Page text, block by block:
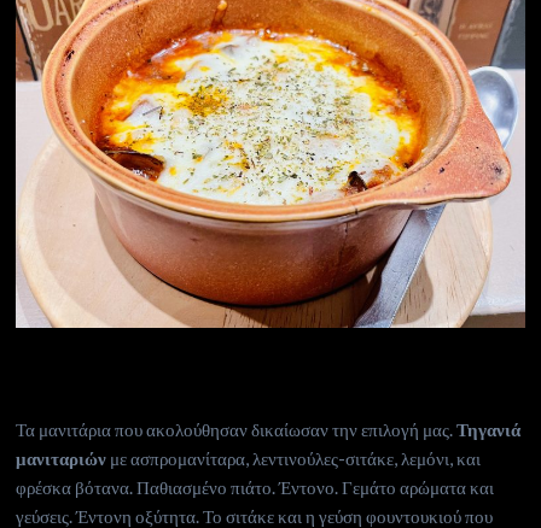
Τα μανιτάρια που ακολούθησαν δικαίωσαν την επιλογή μας.Τηγανιά
μανιταριών με ασπρομανίταρα, λεντινούλες-σιτάκε, λεμόνι, και
φρέσκα βότανα. Παθιασμένο πιάτο. Έντονο. Γεμάτο αρώματα και
γεύσεις. Έντονη οξύτητα. Το σιτάκε και η γεύση φουντουκιού που